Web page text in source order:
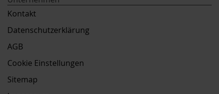
Kontakt
Datenschutzerklärung
AGB
Cookie Einstellungen
Sitemap